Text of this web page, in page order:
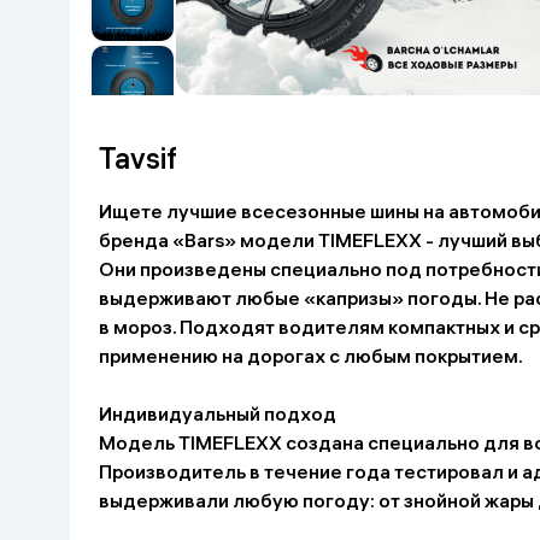
Go‘zallik va parvarish
Aqlli uy
Bolalar buyumlari
Zargarlik mahsulotlari
Uy uchun tovarlar
Virtual
Aqlli
Tavsif
Ищете лучшие всесезонные шины на
бренда «Bars» модели TIMEFLEXX - лучший
Они произведены специально под
выдерживают любые «капризы» погоды. Не
в мороз. Подходят водителям компактных и
применению на дорогах с любым покрытием.
Индивидуальный подход
Модель TIMEFLEXX создана специально для
Производитель в течение года тестировал и
выдерживали любую погоду: от знойной жары